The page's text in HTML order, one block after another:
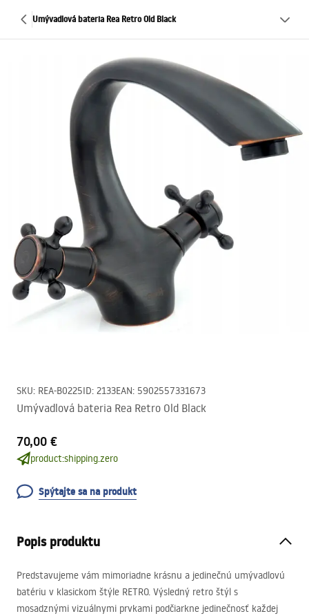
Umývadlová bateria Rea Retro Old Black
SKU: REA-B0225ID: 2133EAN: 5902557331673
Umývadlová bateria Rea Retro Old Black
70,00 €
product:shipping.zero
Spýtajte sa na produkt
Popis produktu
Predstavujeme vám mimoriadne krásnu a jedinečnú umývadlovú
batériu v klasickom štýle RETRO. Výsledný retro štýl s
mosadznými vizuálnymi prvkami podčiarkne jedinečnosť každej